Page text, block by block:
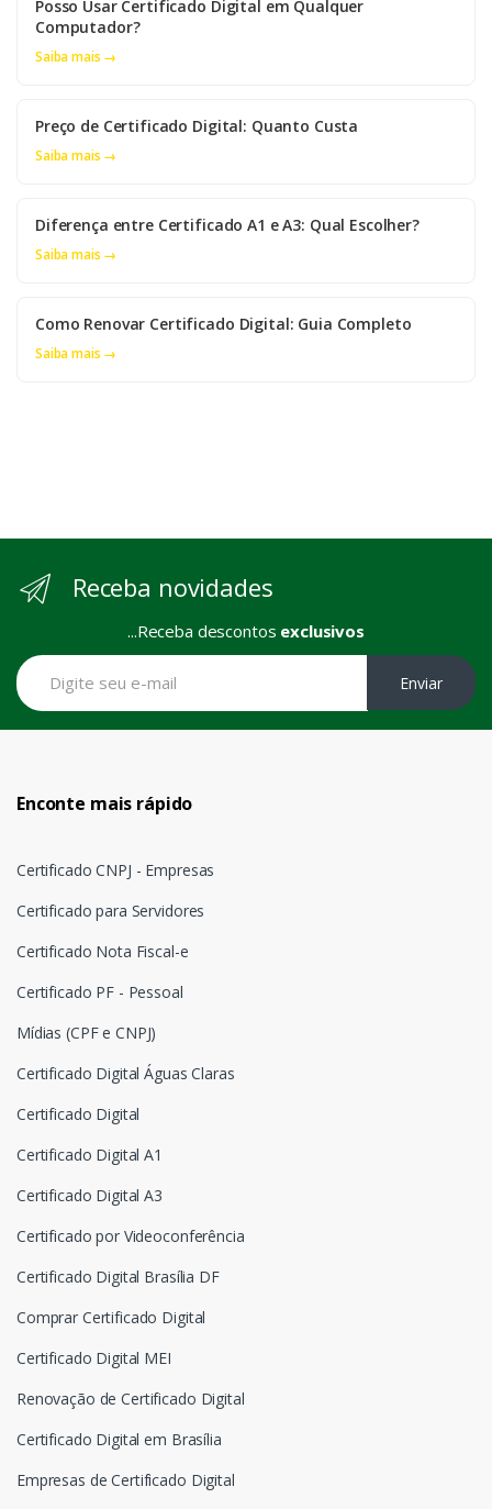
Posso Usar Certificado Digital em Qualquer
Computador?
Saiba mais →
Preço de Certificado Digital: Quanto Custa
Saiba mais →
Diferença entre Certificado A1 e A3: Qual Escolher?
Saiba mais →
Como Renovar Certificado Digital: Guia Completo
Saiba mais →
Receba novidades
...Receba descontos exclusivos
Enviar
Enconte mais rápido
Certificado CNPJ - Empresas
Certificado para Servidores
Certificado Nota Fiscal-e
Certificado PF - Pessoal
Mídias (CPF e CNPJ)
Certificado Digital Águas Claras
Certificado Digital
Certificado Digital A1
Certificado Digital A3
Certificado por Videoconferência
Certificado Digital Brasília DF
Comprar Certificado Digital
Certificado Digital MEI
Renovação de Certificado Digital
Certificado Digital em Brasília
Empresas de Certificado Digital